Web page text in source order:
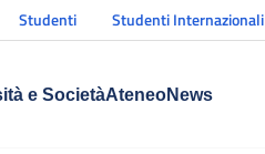
Studenti Studenti Internazionali
e SocietàAteneoNews